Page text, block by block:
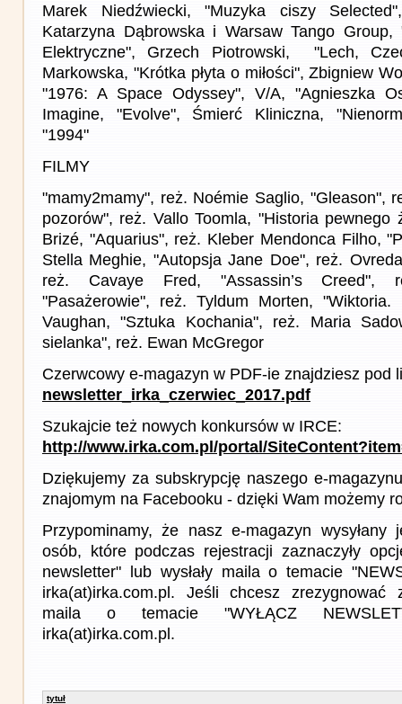
Marek Niedźwiecki, "Muzyka ciszy
Katarzyna Dąbrowska i Warsaw Tango Group,
Elektryczne", Grzech Piotrowski, "Lech,
Markowska, "Krótka płyta o miłości", Zbigniew
"1976: A Space Odyssey", V/A, "Agnieszka
Imagine, "Evolve", Śmierć Kliniczna,
"1994"
FILMY
"mamy2mamy", reż. Noémie Saglio, "Gleason",
pozorów", reż. Vallo Toomla, "Historia pewnego
Brizé, "Aquarius", reż. Kleber Mendonca Filho,
Stella Meghie, "Autopsja Jane Doe", reż.
reż. Cavaye Fred, "Assassin’s Creed",
"Pasażerowie", reż. Tyldum Morten,
Vaughan, "Sztuka Kochania", reż. Maria
sielanka", reż. Ewan McGregor
Czerwcowy e-magazyn w PDF-ie znajdziesz pod
newsletter_irka_czerwiec_2017.pdf
Szukajcie też nowych konkursów w IRCE:
http://www.irka.com.pl/portal/
Dziękujemy za subskrypcję naszego e-
znajomym na Facebooku - dzięki Wam możemy
Przypominamy, że nasz e-magazyn
osób, które podczas rejestracji zaznaczyły
newsletter" lub wysłały maila o temacie
irka(at)irka.com.pl. Jeśli chcesz zrezygnować
maila o temacie "WYŁĄCZ
irka(at)irka.com.pl.
tytuł